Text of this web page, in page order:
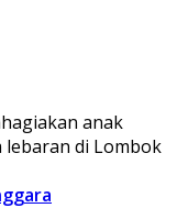
anak
lebaran di Lombok